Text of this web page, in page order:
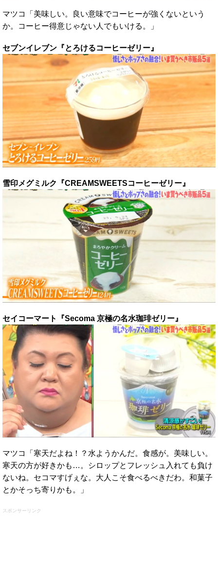
マツコ「美味しい。良い意味でコーヒーが強くないという
か。コーヒー得意じゃない人でもいける。」
セブンイレブン『とろけるコーヒーゼリー』
雪印メグミルク『CREAMSWEETSコーヒーゼリー』
セイコーマート『Secoma 京極の名水珈琲ゼリー』
マツコ「寒天だよね！？水ようかんだ。食感が。美味しい。
寒天の方が好きかも…。シロップとフレッシュ入れても負け
ないね。セコマすげぇな。大人こそ食べるべきだわ。和菓子
とかそっち寄りかも。」
スポンサーリンク